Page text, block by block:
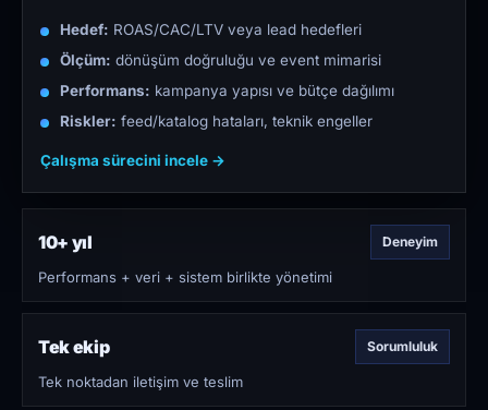
Hedef: ROAS/CAC/LTV veya lead hedefleri
Ölçüm: dönüşüm doğruluğu ve event mimarisi
Performans: kampanya yapısı ve bütçe dağılımı
Riskler: feed/katalog hataları, teknik engeller
Çalışma sürecini incele →
10+ yıl Deneyim
Performans + veri + sistem birlikte yönetimi
Tek ekip Sorumluluk
Tek noktadan iletişim ve teslim